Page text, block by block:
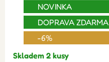
NOVINKA
DOPRAVA ZDARMA
-6%
Skladem 2 kusy